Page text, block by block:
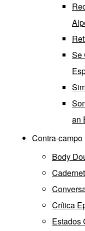
Se
an
Contra-campo
Body
Crítica
Estados